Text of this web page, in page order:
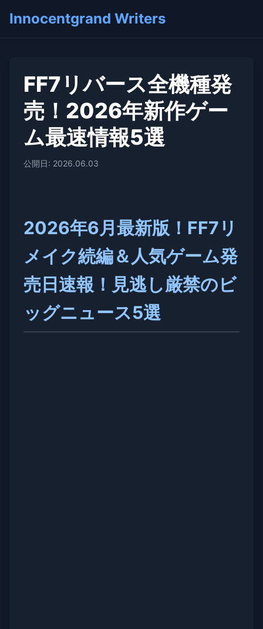
Innocentgrand Writers
FF7リバース全機種発
売！2026年新作ゲー
ム最速情報5選
公開日: 2026.06.03
2026年6月最新版！FF7リ
メイク続編＆人気ゲーム発
売日速報！見逃し厳禁のビ
ッグニュース5選